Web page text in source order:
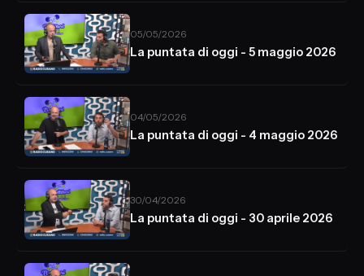
05/05/2026
La puntata di oggi - 5 maggio 2026
04/05/2026
La puntata di oggi - 4 maggio 2026
30/04/2026
La puntata di oggi - 30 aprile 2026